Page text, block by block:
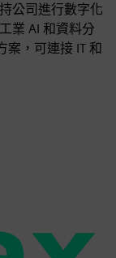
公司進行數字化
業 AI 和資料分
案，可連接 IT 和